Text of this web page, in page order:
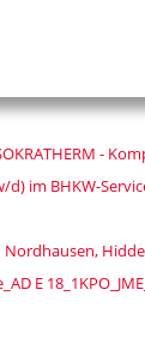
-
im BHKW-
E